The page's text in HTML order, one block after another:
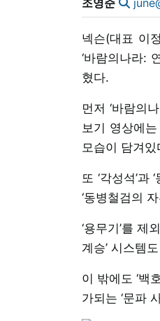
넥슨(대표 이
‘바람의나라:
혔다.
먼저 ‘바람의
보기 영상에
모습이 담겨있
또 ‘각성석’과
‘동병철검의
‘용무기’를 제
계승’ 시스템
이 밖에도 ‘백
가되는 ‘문파